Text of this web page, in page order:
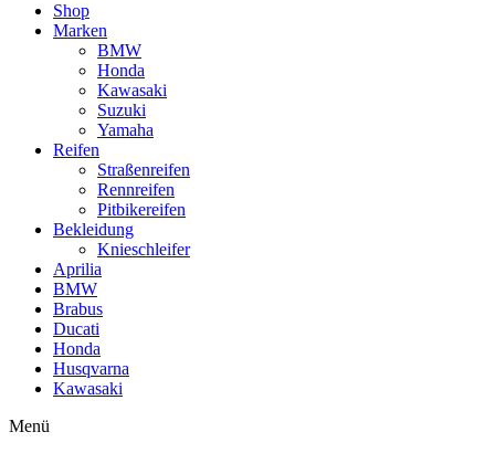
Shop
Marken
BMW
Honda
Kawasaki
Suzuki
Yamaha
Reifen
Straßenreifen
Rennreifen
Pitbikereifen
Bekleidung
Knieschleifer
Aprilia
BMW
Brabus
Ducati
Honda
Husqvarna
Kawasaki
Menü